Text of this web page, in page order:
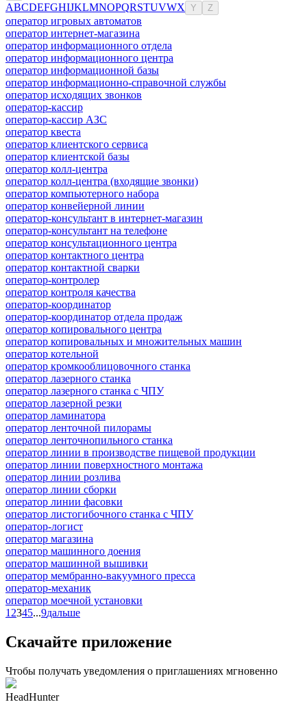
ABCDEFGHIJKLMNOPQRSTUVWX Y Z
оператор игровых автоматов
оператор интернет-магазина
оператор информационного отдела
оператор информационного центра
оператор информационной базы
оператор информационно-справочной службы
оператор исходящих звонков
оператор-кассир
оператор-кассир АЗС
оператор квеста
оператор клиентского сервиса
оператор клиентской базы
оператор колл-центра
оператор колл-центра (входящие звонки)
оператор компьютерного набора
оператор конвейерной линии
оператор-консультант в интернет-магазин
оператор-консультант на телефоне
оператор консультационного центра
оператор контактного центра
оператор контактной сварки
оператор-контролер
оператор контроля качества
оператор-координатор
оператор-координатор отдела продаж
оператор копировального центра
оператор копировальных и множительных машин
оператор котельной
оператор кромкооблицовочного станка
оператор лазерного станка
оператор лазерного станка с ЧПУ
оператор лазерной резки
оператор ламинатора
оператор ленточной пилорамы
оператор ленточнопильного станка
оператор линии в производстве пищевой продукции
оператор линии поверхностного монтажа
оператор линии розлива
оператор линии сборки
оператор линии фасовки
оператор листогибочного станка с ЧПУ
оператор-логист
оператор магазина
оператор машинного доения
оператор машинной вышивки
оператор мембранно-вакуумного пресса
оператор-механик
оператор моечной установки
1 2345...9дальше
Скачайте приложение
Чтобы получать уведомления о приглашениях мгновенно
HeadHunter